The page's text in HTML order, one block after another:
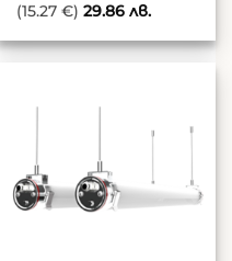
(15.27 €) 29.86лв.